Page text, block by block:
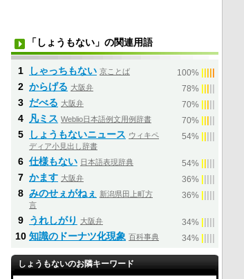
「しょうもない」の関連用語
1 しゃっちもない 京ことば 100%
2 からげる 大阪弁 78%
3 だべる 大阪弁 70%
4 凡ミス Weblio日本語例文用例辞書 70%
5 しょうもないニュース ウィキペ
ディア小見出し辞書
54%
6 仕様もない 日本語表現辞典 54%
7 かます 大阪弁 36%
8 みのせぇがねぇ
新潟県田上町方
言
36%
9 うれしがり 大阪弁 34%
10 知識のドーナツ化現象 百科事典 34%
しょうもないのお隣キーワード